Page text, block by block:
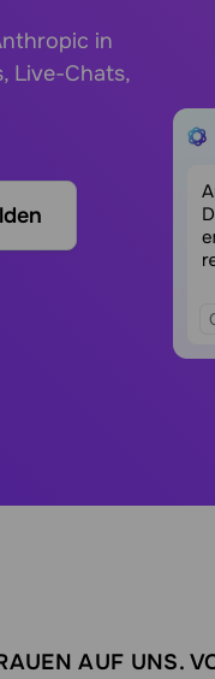
in
Live-Chats,
AUF UNS.